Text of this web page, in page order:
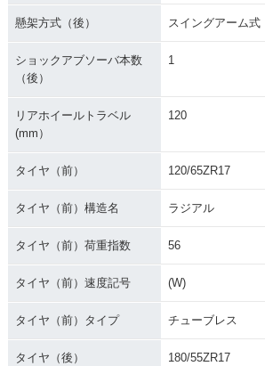
懸架方式（後） スイングアーム式
ショックアブソーバ本数
（後）
1
リアホイールトラベル
(mm）
120
タイヤ（前） 120/65ZR17
タイヤ（前）構造名 ラジアル
タイヤ（前）荷重指数 56
タイヤ（前）速度記号 (W)
タイヤ（前）タイプ チューブレス
タイヤ（後） 180/55ZR17